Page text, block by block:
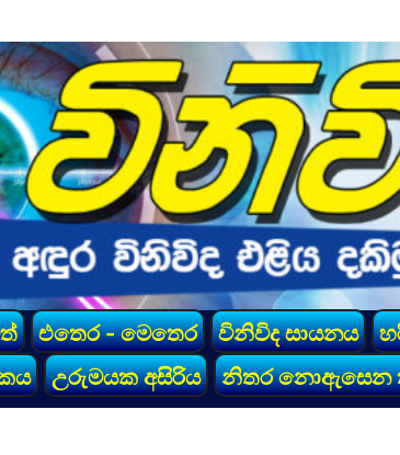
එතෙර - මෙතෙර විනිවිද සායනය
උරුමයක අසිරිය නිතර නොඇසෙන